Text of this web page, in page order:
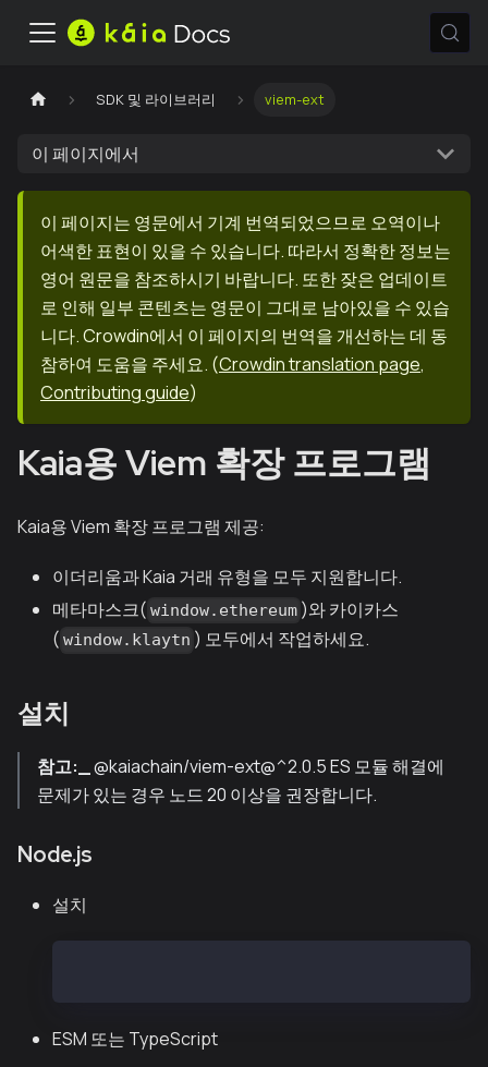
SDK 및 라이브러리 viem-ext
이 페이지에서
이 페이지는 영문에서 기계 번역되었으므로 오역이나
어색한 표현이 있을 수 있습니다. 따라서 정확한 정보는
영어 원문을 참조하시기 바랍니다. 또한 잦은 업데이트
로 인해 일부 콘텐츠는 영문이 그대로 남아있을 수 있습
니다. Crowdin에서 이 페이지의 번역을 개선하는 데 동
참하여 도움을 주세요. (Crowdin translation page,
Contributing guide)
Kaia용 Viem 확장 프로그램
Kaia용 Viem 확장 프로그램 제공:
이더리움과 Kaia 거래 유형을 모두 지원합니다.
메타마스크( window.ethereum )와 카이카스
( window.klaytn ) 모두에서 작업하세요.
설치
참고:_
@kaiachain/viem-ext@^2.0.5 ES 모듈 해결에
문제가 있는 경우 노드 20 이상을 권장합니다.
Node.js
설치
ESM 또는 TypeScript